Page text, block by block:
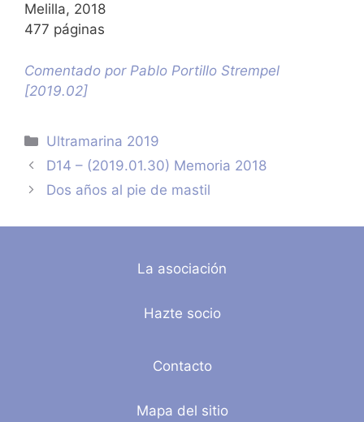
Melilla, 2018
477 páginas
Comentado por Pablo Portillo Strempel
[2019.02]
Categorías
Ultramarina 2019
D14 – (2019.01.30) Memoria 2018
Dos años al pie de mastil
La asociación
Hazte socio
Contacto
Mapa del sitio